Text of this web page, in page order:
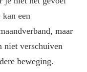
een
maar
niet verschuiven
beweging.